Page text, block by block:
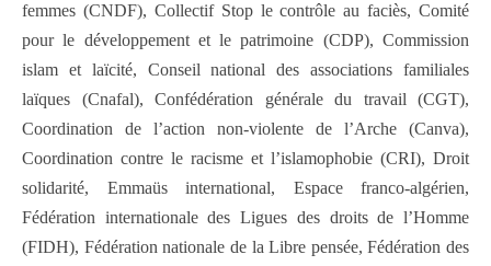
femmes (CNDF), Collectif Stop le contrôle au faciès, Comité
pour le développement et le patrimoine (CDP), Commission
islam et laïcité, Conseil national des associations familiales
laïques (Cnafal), Confédération générale du travail (CGT),
Coordination de l’action non-violente de l’Arche (Canva),
Coordination contre le racisme et l’islamophobie (CRI), Droit
solidarité, Emmaüs international, Espace franco-algérien,
Fédération internationale des Ligues des droits de l’Homme
(FIDH), Fédération nationale de la Libre pensée, Fédération des